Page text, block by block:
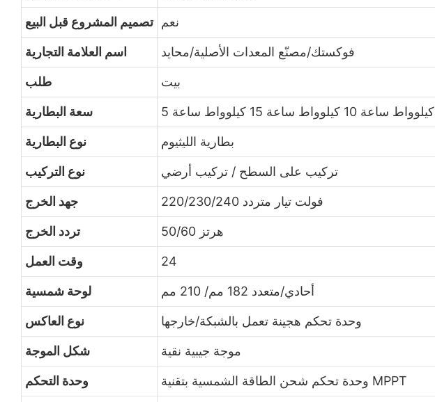
تصميم المشروع قبل البيع نعم
اسم العلامة التجارية فوكستك/مصنّع المعدات الأصلية/محايد
طلب بيت
سعة البطارية 5 كيلوواط ساعة 10 كيلوواط ساعة 15 كيلوواط ساعة
نوع البطارية بطارية الليثيوم
نوع التركيب تركيب على السطح / تركيب أرضي
جهد الخرج 220/230/240 فولت تيار متردد
تردد الخرج 50/60 هرتز
وقت العمل 24
لوحة شمسية أحادي/متعدد 182 مم/ 210 مم
نوع العاكس وحدة تحكم هجينة تعمل بالشبكة/خارجها
شكل الموجة موجة جيبية نقية
وحدة التحكم وحدة تحكم شحن الطاقة الشمسية بتقنية MPPT